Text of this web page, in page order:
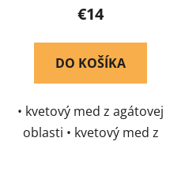
€14
DO KOŠÍKA
• kvetový med z agátovej
oblasti • kvetový med z